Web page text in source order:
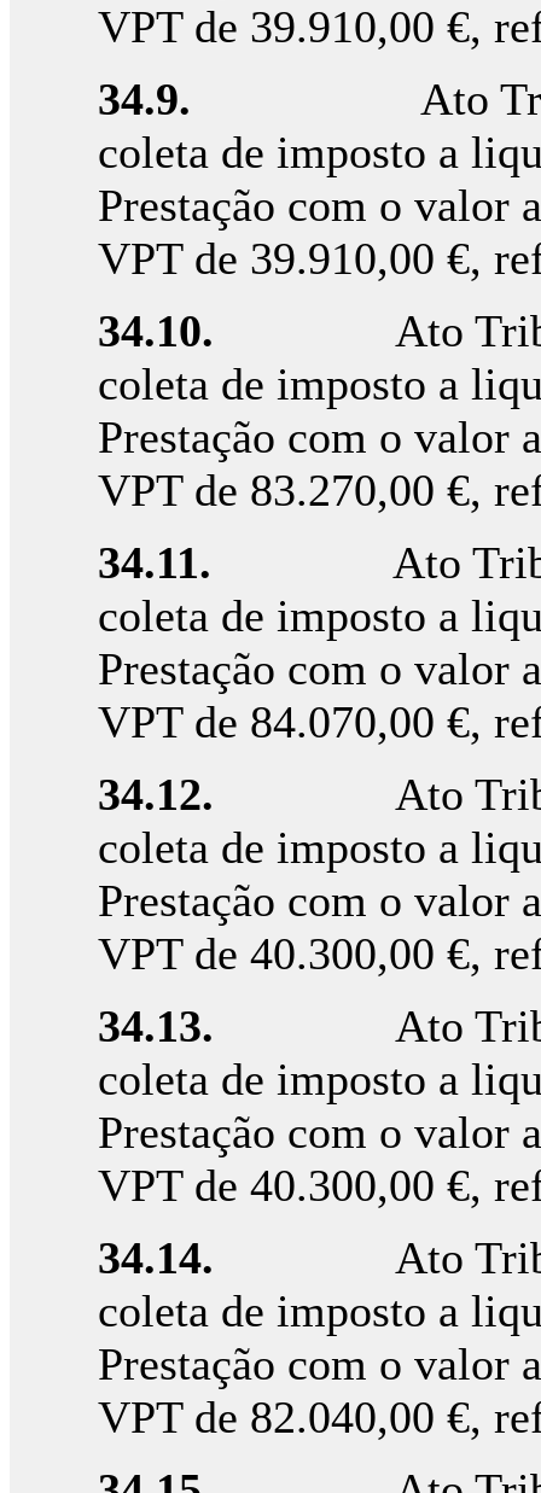
VPT de 39.910,00 €,
34.9. Ato
coleta de imposto a
Prestação com o valor
VPT de 39.910,00 €,
34.10. Ato
coleta de imposto a
Prestação com o valor
VPT de 83.270,00 €,
34.11. Ato
coleta de imposto a
Prestação com o valor
VPT de 84.070,00 €,
34.12. Ato
coleta de imposto a
Prestação com o valor
VPT de 40.300,00 €,
34.13. Ato
coleta de imposto a
Prestação com o valor
VPT de 40.300,00 €,
34.14. Ato
coleta de imposto a
Prestação com o valor
VPT de 82.040,00 €,